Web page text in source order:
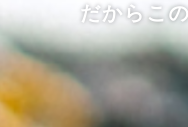
だからこ